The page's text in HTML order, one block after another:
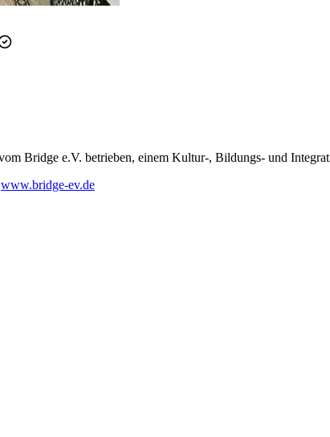
Bridge e.V. betrieben, einem Kultur-, Bildungs- und
www.bridge-ev.de